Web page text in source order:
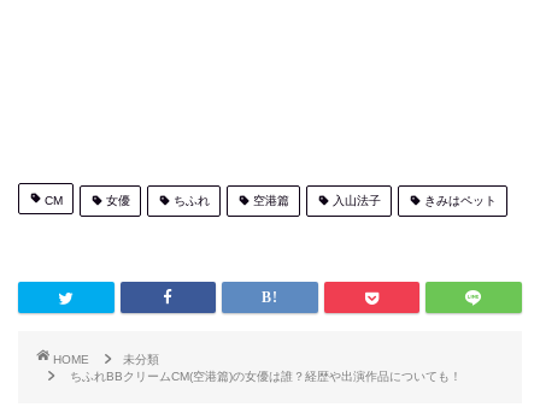
CM 女優 ちふれ 空港篇 入山法子 きみはペット
HOME
未分類
ちふれBBクリームCM(空港篇)の女優は誰？経歴や出演作品についても！